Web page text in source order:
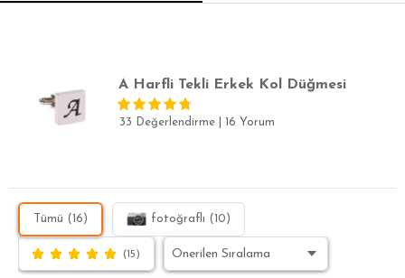
A Harfli Tekli Erkek Kol Düğmesi
33 Değerlendirme 16 Yorum
Tümü (16) fotoğraflı (10)
(15)